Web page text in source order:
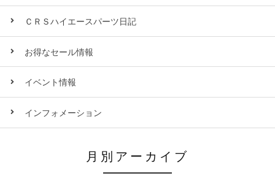
ＣＲＳハイエースパーツ日記
お得なセール情報
イベント情報
インフォメーション
月別アーカイブ